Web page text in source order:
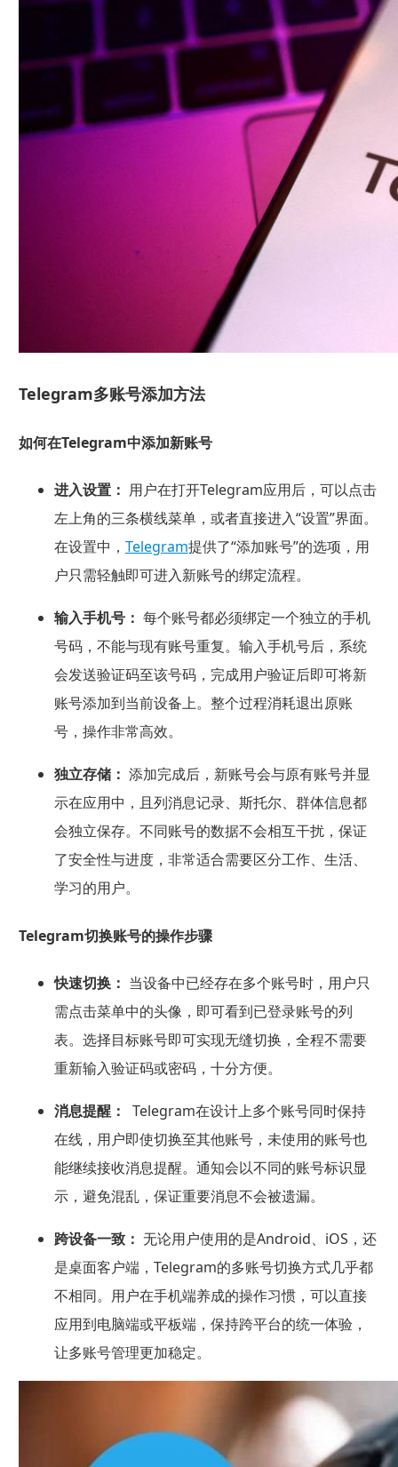
Telegram多账号添加方法
如何在Telegram中添加新账号
进入设置： 用户在打开Telegram应用后，可以点击
左上角的三条横线菜单，或者直接进入“设置”界面。
在设置中， Telegram提供了“添加账号”的选项，用
户只需轻触即可进入新账号的绑定流程。
输入手机号： 每个账号都必须绑定一个独立的手机
号码，不能与现有账号重复。输入手机号后，系统
会发送验证码至该号码，完成用户验证后即可将新
账号添加到当前设备上。整个过程消耗退出原账
号，操作非常高效。
独立存储： 添加完成后，新账号会与原有账号并显
示在应用中，且列消息记录、斯托尔、群体信息都
会独立保存。不同账号的数据不会相互干扰，保证
了安全性与进度，非常适合需要区分工作、生活、
学习的用户。
Telegram切换账号的操作步骤
快速切换： 当设备中已经存在多个账号时，用户只
需点击菜单中的头像，即可看到已登录账号的列
表。选择目标账号即可实现无缝切换，全程不需要
重新输入验证码或密码，十分方便。
消息提醒：
Telegram在设计上多个账号同时保持
在线，用户即使切换至其他账号，未使用的账号也
能继续接收消息提醒。通知会以不同的账号标识显
示，避免混乱，保证重要消息不会被遗漏。
跨设备一致： 无论用户使用的是Android、iOS，还
是桌面客户端，Telegram的多账号切换方式几乎都
不相同。用户在手机端养成的操作习惯，可以直接
应用到电脑端或平板端，保持跨平台的统一体验，
让多账号管理更加稳定。